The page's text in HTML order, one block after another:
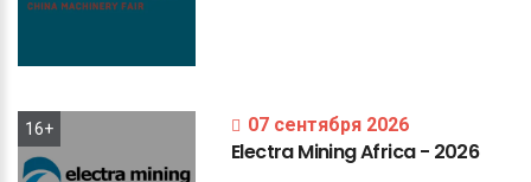
16+ 07 сентября 2026
ElectraMiningAfrica- 2026